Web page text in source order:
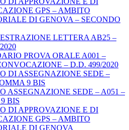
GPS – AMBITO
DI GENOVA – SECONDO
LETTERA AB25 –
PROVA ORALE A001 –
– D.D. 499/2020
DI ASSEGNAZIONE SEDE –
9 BIS
ASSEGNAZIONE SEDE – A051 –
BIS
DI APPROVAZIONE E DI
GPS – AMBITO
DI GENOVA